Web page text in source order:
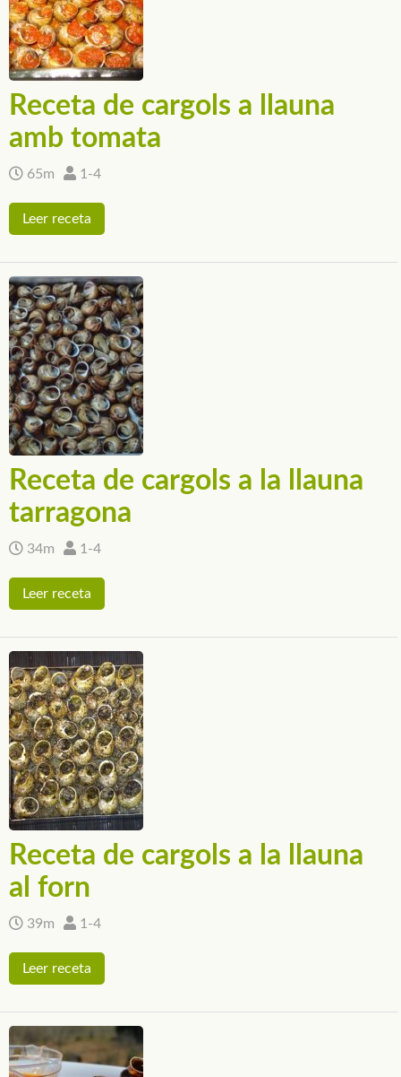
Receta de cargols a llauna
amb tomata
65m 1-4
Leer receta
Receta de cargols a la llauna
tarragona
34m 1-4
Leer receta
Receta de cargols a la llauna
al forn
39m 1-4
Leer receta